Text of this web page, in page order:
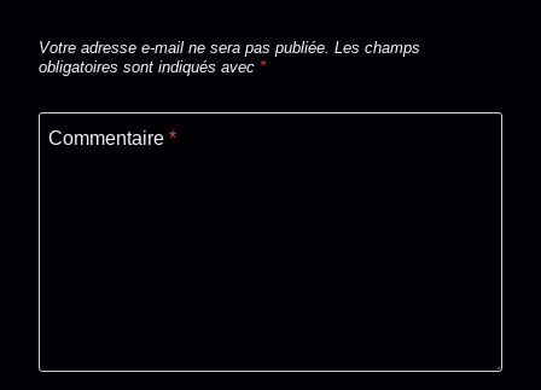
Votre adresse e-mail ne sera pas publiée. Les champs
obligatoires sont indiqués avec *
Commentaire *